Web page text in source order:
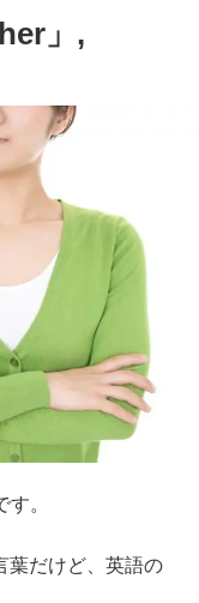
」,
。
葉だけど、英語の